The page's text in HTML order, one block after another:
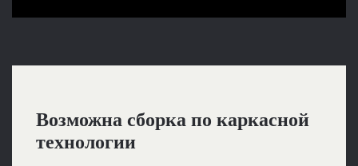
Возможна сборка по каркасной
технологии